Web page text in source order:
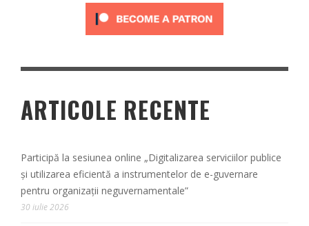
ARTICOLE RECENTE
Participă la sesiunea online „Digitalizarea serviciilor publice
și utilizarea eficientă a instrumentelor de e-guvernare
pentru organizații neguvernamentale”
30 iulie 2026